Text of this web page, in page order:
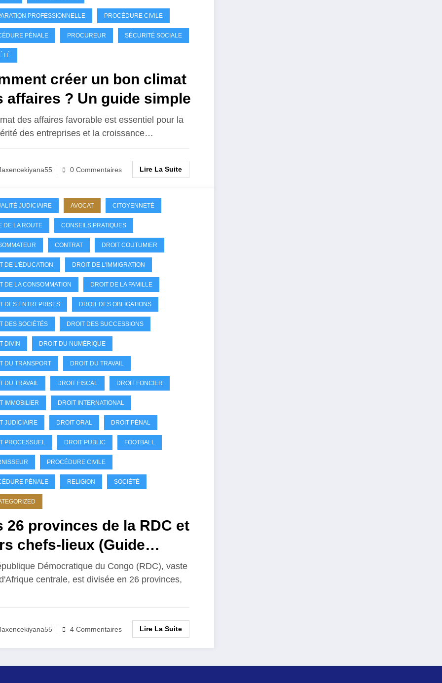
PROFESSIONNELLE PROCÉDURE CIVILE
PÉNALE PROCUREUR SÉCURITÉ SOCIALE
créer un bon climat
affaires ? Un guide simple
des affaires favorable est essentiel pour la
des entreprises et la croissance…
0 Commentaires Lire La Suite
JUDICIAIRE AVOCAT CITOYENNETÉ
DE LA ROUTE CONSEILS PRATIQUES
CONTRAT DROIT COUTUMIER
DE L'ÉDUCATION DROIT DE L'IMMIGRATION
DE LA CONSOMMATION DROIT DE LA FAMILLE
DES ENTREPRISES DROIT DES OBLIGATIONS
DES SOCIÉTÉS DROIT DES SUCCESSIONS
DIVIN DROIT DU NUMÉRIQUE
DU TRANSPORT DROIT DU TRAVAIL
DU TRAVAIL DROIT FISCAL DROIT FONCIER
IMMOBILIER DROIT INTERNATIONAL
JUDICIAIRE DROIT ORAL DROIT PÉNAL
PROCESSUEL DROIT PUBLIC FOOTBALL
PROCÉDURE CIVILE
PÉNALE RELIGION SOCIÉTÉ
26 provinces de la RDC et
chefs-lieux (Guide
2026)
Démocratique du Congo (RDC), vaste
centrale, est divisée en 26 provinces,
4 Commentaires Lire La Suite